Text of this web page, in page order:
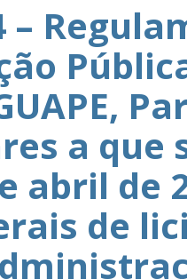
–
a que
abril de
de